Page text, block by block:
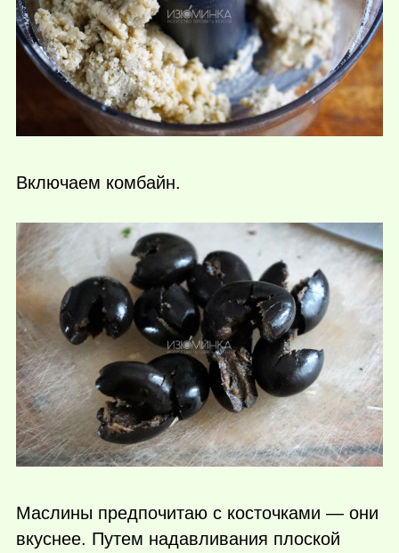
Включаем комбайн.
Маслины предпочитаю с косточками — они
вкуснее. Путем надавливания плоской